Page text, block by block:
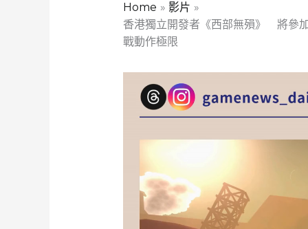
Home
影片
香港獨立開發者《西部無殞》 將
戰動作極限